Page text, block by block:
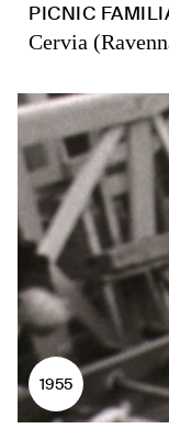
PICNIC
Cervia
1955